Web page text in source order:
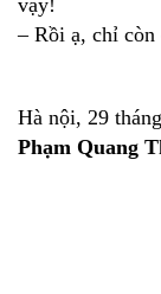
– Rồi ạ, chỉ
Hà nội, 29
Phạm Quang